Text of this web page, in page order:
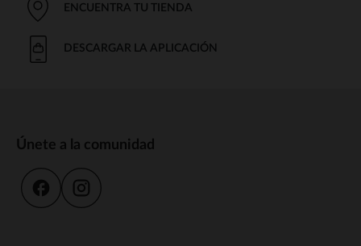
ENCUENTRA TU TIENDA
DESCARGAR LA APLICACIÓN
Únete a la comunidad